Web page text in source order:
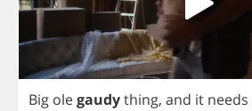
Big olegaudything, and it needs